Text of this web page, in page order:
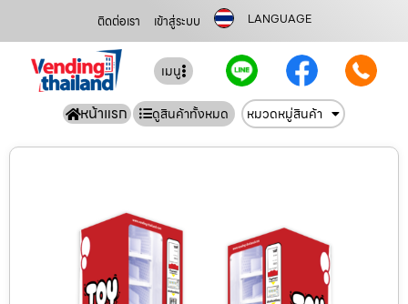
ติดต่อเรา เข้าสู่ระบบ LANGUAGE
เมนู
หน้าแรก ดูสินค้าทั้งหมด หมวดหมู่สินค้า